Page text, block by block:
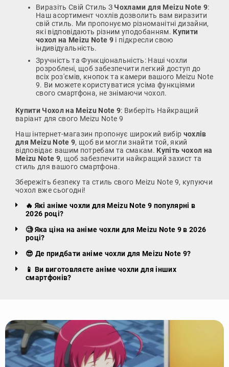
Виразіть Свій Стиль З Чохлами для Meizu Note 9:
Наш асортимент чохлів дозволить вам виразити
свій стиль. Ми пропонуємо різноманітні дизайни,
які відповідають різним уподобанням. Купити
чохол на Meizu Note 9 і підкресли свою
індивідуальність.
Зручність та Функціональність: Наші чохли
розроблені, щоб забезпечити легкий доступ до
всіх роз'ємів, кнопок та камери вашого Meizu Note
9. Ви можете користуватися усіма функціями
свого смартфона, не знімаючи чохол.
Купити Чохол на Meizu Note 9: Виберіть Найкращий
варіант для свого Meizu Note 9
Наш інтернет-магазин пропонує широкий вибір чохлів
для Meizu Note 9, щоб ви могли знайти той, який
відповідає вашим потребам та смакам. Купіть чохол на
Meizu Note 9, щоб забезпечити найкращий захист та
стиль для вашого смартфона.
Збережіть безпеку та стиль свого Meizu Note 9, купуючи
чохол вже сьогодні!
🔥 Які аніме чохли для Meizu Note 9 популярні в
2026 році?
🧐 Яка ціна на аніме чохли для Meizu Note 9 в 2026
році?
😎 Де придбати аніме чохли для Meizu Note 9?
📱 Ви виготовляєте аніме чохли для інших
смартфонів?